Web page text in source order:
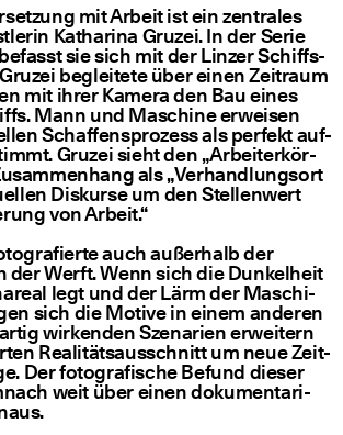
mit Arbeit ist ein zen­tra­les
Katha­ri­na Gru­zei. In der Serie
sie sich mit der Lin­zer Schiffs­
beglei­te­te über einen Zeit­raum
mit ihrer Kame­ra den Bau eines
Mann und Maschi­ne erwei­sen
Schaf­fens­pro­zess als per­fekt auf­
Gru­zei sieht den„Arbei­ter­kör­
als„Ver­hand­lungs­ort
Dis­kur­se um den Stel­len­wert
von Arbeit.“
auch außer­halb der
der Werft. Wenn sich die Dun­kel­heit
legt und der Lärm der Maschi­
sich die Moti­ve in einem ande­ren
wir­ken­den Sze­na­ri­en erwei­tern
Rea­li­täts­aus­schnitt um neue Zeit-
Der foto­gra­fi­sche Befund die­ser
weit über einen doku­men­ta­ri­